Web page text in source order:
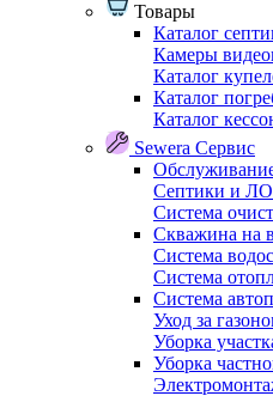
Товары
Каталог
Камеры
Каталог
Каталог
Каталог
Sewera Сервис
Септики и
Система
Скважина на
Система
Система
Система
Уход за
Уборка
Уборка